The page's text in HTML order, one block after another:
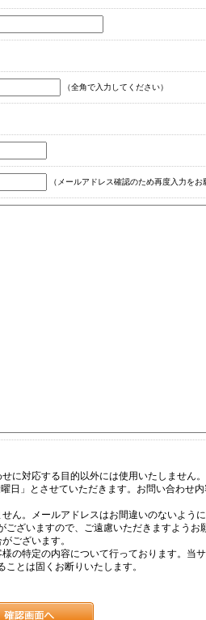
（全角で入力してください）
（メールアドレス確認のため再度入力をお
に対応する目的以外には使用いたしません。
日」とさせていただきます。お問い合わせ
ん。メールアドレスはお間違いのないよう
ざいますので、ご遠慮いただきますようお
ございます。
の特定の内容について行っております。当
とは固くお断りいたします。